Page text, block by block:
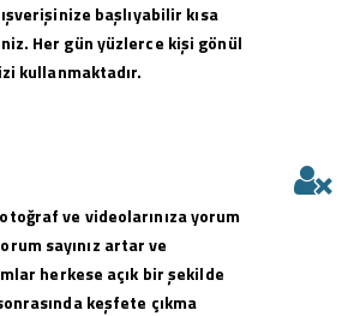
başlıyabilir kısa
Her gün yüzlerce kişi gönül
kullanmaktadır.
ve videolarınıza yorum
sayınız artar ve
herkese açık bir şekilde
keşfete çıkma